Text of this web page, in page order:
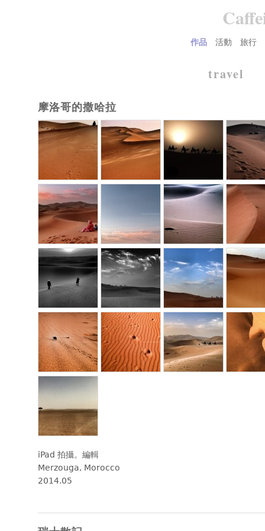
作品 活動 旅行
travel
摩洛哥的撒哈拉
iPad 拍攝。編輯
Merzouga, Morocco
2014.05